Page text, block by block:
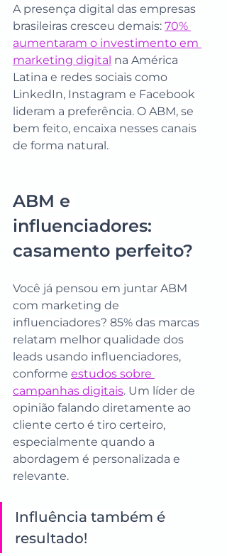
A presença digital das empresas
brasileiras cresceu demais: 70%
aumentaram o investimento em
marketing digital na América
Latina e redes sociais como
LinkedIn, Instagram e Facebook
lideram a preferência. O ABM, se
bem feito, encaixa nesses canais
de forma natural.
ABM e
influenciadores:
casamento perfeito?
Você já pensou em juntar ABM
com marketing de
influenciadores? 85% das marcas
relatam melhor qualidade dos
leads usando influenciadores,
conforme estudos sobre
campanhas digitais. Um líder de
opinião falando diretamente ao
cliente certo é tiro certeiro,
especialmente quando a
abordagem é personalizada e
relevante.
Influência também é
resultado!